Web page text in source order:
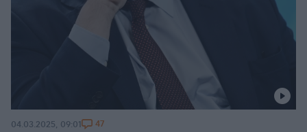
04.03.2025, 09:01 47